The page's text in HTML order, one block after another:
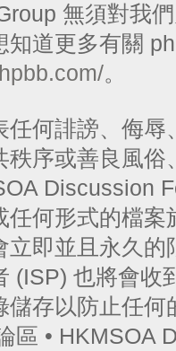
無須對我
知道更多有關
。
任何誹謗、侮
秩序或善良風
Discussion
任何形式的檔
立即並且永久
(ISP) 也將會收
儲存以防止任
區 • HKMSOA